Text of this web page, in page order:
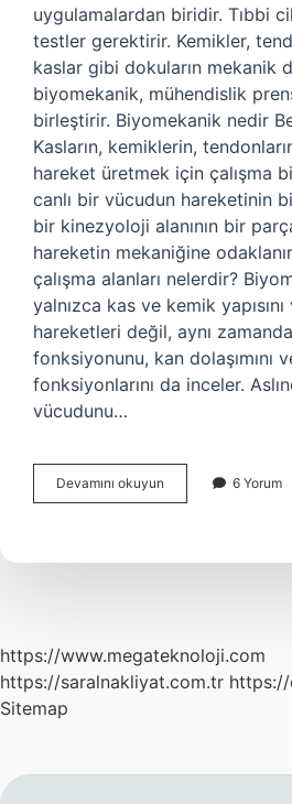
uygulamalardan biridir. Tıbbi
testler gerektirir. Kemikler,
kaslar gibi dokuların mekanik
biyomekanik, mühendislik
birleştirir. Biyomekanik nedir
Kasların, kemiklerin,
hareket üretmek için çalışma
canlı bir vücudun hareketinin
bir kinezyoloji alanının bir
hareketin mekaniğine
çalışma alanları nelerdir?
yalnızca kas ve kemik
hareketleri değil, aynı
fonksiyonunu, kan dolaşımını
fonksiyonlarını da inceler.
vücudunu…
Devamını okuyun Biyomekanik
Değerlendirme
6 Yorum
https://www.megateknoloji.com
https://saralnakliyat.com.tr
Sitemap